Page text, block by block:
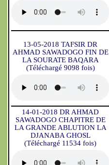
13-05-2018 TAFSIR DR
AHMAD SAWADOGO FIN DE
LA SOURATE BAQARA
(Téléchargé 9098 fois)
14-01-2018 DR AHMAD
SAWADOGO CHAPITRE DE
LA GRANDE ABLUTION LA
DJANABA GHOSL
(Téléchargé 11534 fois)